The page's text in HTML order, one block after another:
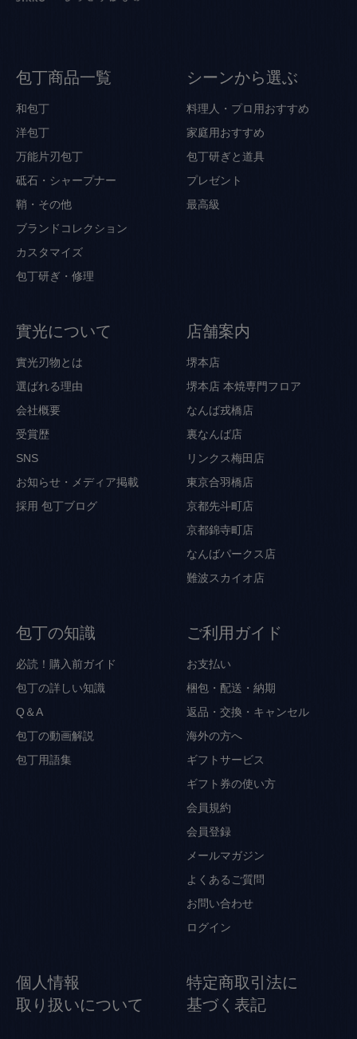
包丁商品一覧
和包丁
洋包丁
万能片刃包丁
砥石・シャープナー
鞘・その他
ブランドコレクション
カスタマイズ
包丁研ぎ・修理
シーンから選ぶ
料理人・プロ用おすすめ
家庭用おすすめ
包丁研ぎと道具
プレゼント
最高級
實光について
實光刃物とは
選ばれる理由
会社概要
受賞歴
SNS
お知らせ・メディア掲載
採用 包丁ブログ
店舗案内
堺本店
堺本店 本焼専門フロア
なんば戎橋店
裏なんば店
リンクス梅田店
東京合羽橋店
京都先斗町店
京都錦寺町店
なんばパークス店
難波スカイオ店
包丁の知識
必読！購入前ガイド
包丁の詳しい知識
Q＆A
包丁の動画解説
包丁用語集
ご利用ガイド
お支払い
梱包・配送・納期
返品・交換・キャンセル
海外の方へ
ギフトサービス
ギフト券の使い方
会員規約
会員登録
メールマガジン
よくあるご質問
お問い合わせ
ログイン
個人情報
取り扱いについて
特定商取引法に
基づく表記